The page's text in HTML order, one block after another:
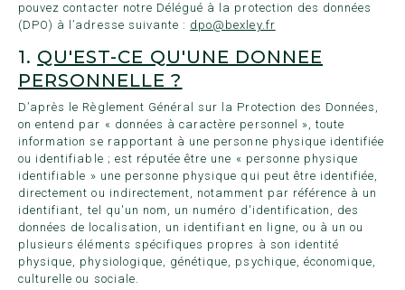
pouvez contacter notre Délégué à la protection des données
(DPO) à l’adresse suivante : dpo@bexley.fr
1. QU'EST-CE QU'UNE DONNEE
PERSONNELLE ?
D’après le Règlement Général sur la Protection des Données ,
on entend par « données à caractère personnel », toute
information se rapportant à une personne physique identifiée
ou identifiable ; est réputée être une « personne physique
identifiable » une personne physique qui peut être identifiée,
directement ou indirectement, notamment par référence à un
identifiant, tel qu'un nom, un numéro d'identification, des
données de localisation, un identifiant en ligne, ou à un ou
plusieurs éléments spécifiques propres à son identité
physique, physiologique, génétique, psychique, économique,
culturelle ou sociale.